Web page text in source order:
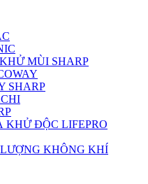
MÙI SHARP
SHARP
KHỬ ĐỘC LIFEPRO
KHÔNG KHÍ